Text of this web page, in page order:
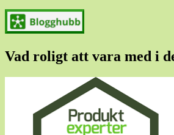
Vad roligt att vara med i